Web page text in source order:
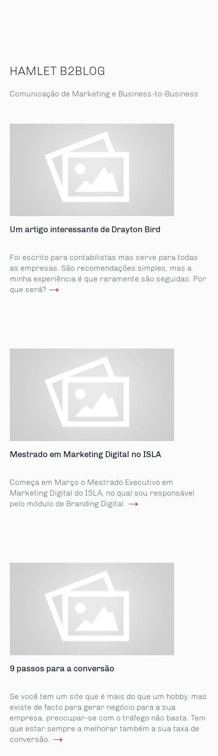
HAMLET B2BLOG
Comunicação de Marketing e Business-to-Business
Um artigo interessante de Drayton Bird
Foi escrito para contabilistas mas serve para todas
as empresas. São recomendações simples, mas a
minha experiência é que raramente são seguidas. Por
que será?→
Mestrado em Marketing Digital no ISLA
Começa em Março o Mestrado Executivo em
Marketing Digital do ISLA, no qual sou responsável
pelo módulo de Branding Digital. →
9 passos para a conversão
Se você tem um site que é mais do que um hobby, mas
existe de facto para gerar negócio para a sua
empresa, preocupar-se com o tráfego não basta. Tem
que estar sempre a melhorar também a sua taxa de
conversão.→